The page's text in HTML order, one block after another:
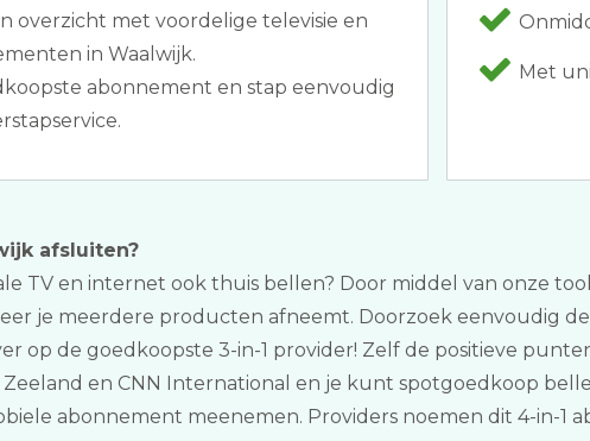
overzicht met voordelige televisie en
in Waalwijk.
abonnement en stap eenvoudig
Met
afsluiten?
TV en internet ook thuis bellen? Door middel van onze
je meerdere producten afneemt. Doorzoek eenvoudig
op de goedkoopste 3-in-1 provider! Zelf de positieve
en CNN International en je kunt spotgoedkoop
abonnement meenemen. Providers noemen dit 4-in-1